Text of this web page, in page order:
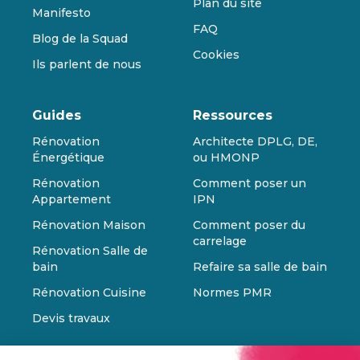
Manifesto
Blog de la Squad
Ils parlent de nous
Plan du site
FAQ
Cookies
Guides
Rénovation
Énergétique
Rénovation
Appartement
Rénovation Maison
Rénovation Salle de
bain
Rénovation Cuisine
Devis travaux
Ressources
Architecte DPLG, DE,
ou HMONP
Comment poser un
IPN
Comment poser du
carrelage
Refaire sa salle de bain
Normes PMR